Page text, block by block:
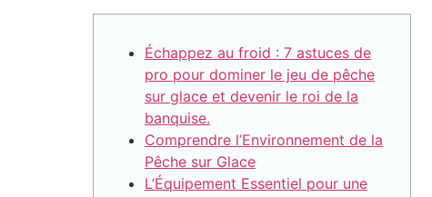
Échappez au froid : 7 astuces de
pro pour dominer le jeu de pêche
sur glace et devenir le roi de la
banquise.
Comprendre l’Environnement de la
Pêche sur Glace
L’Équipement Essentiel pour une